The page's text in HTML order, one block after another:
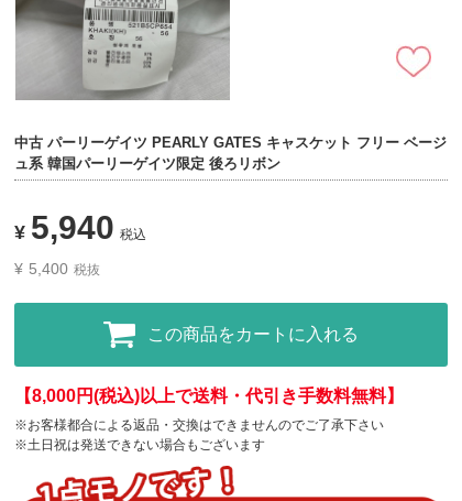
中古 パーリーゲイツ PEARLY GATES キャスケット フリー ベージ
ュ系 韓国パーリーゲイツ限定 後ろリボン
¥ 5,940 税込
¥ 5,400 税抜
この商品をカートに入れる
【8,000円(税込)以上で送料・代引き手数料無料】
※お客様都合による返品・交換はできませんのでご了承下さい
※土日祝は発送できない場合もございます